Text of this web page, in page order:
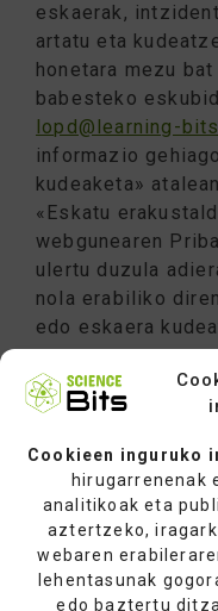
Cookieen inguruko
hirugarrenenak
analitikoak eta
aztertzeko,
webaren
lehentasunak
edo baztertu
eskaerak,
artatu eta
honetara mezu
babesteko
lopd@learning-
informazio
kudeaketa»
«Eskatu
webgunearen
ulertu duzula
nola erabiliko
edo eskaera
zaitez gurekin
helbidean.
Nola berreskuratu